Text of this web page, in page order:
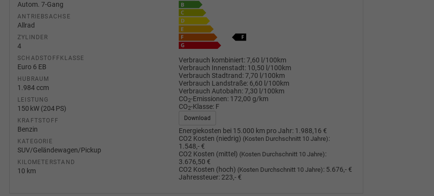
Autom. 7-Gang
ANTRIEBSACHSE
Allrad
ZYLINDER
4
SCHADSTOFFKLASSE
Euro 6 EB
HUBRAUM
1.984 ccm
LEISTUNG
150 kW (204 PS)
KRAFTSTOFF
Benzin
KATEGORIE
SUV/Geländewagen/Pickup
KILOMETERSTAND
10 km
Verbrauch kombiniert:7,60 l/100km
Verbrauch Innenstadt: 10,50 l/100km
Verbrauch Stadtrand:7,70 l/100km
Verbrauch Landstraße: 6,60 l/100km
Verbrauch Autobahn:7,30 l/100km
CO2-Emissionen: 172,00 g/km
CO2-Klasse: F
Download
Energiekosten bei 15.000 km pro Jahr: 1.988,16 €
CO2 Kosten (niedrig) (Kosten Durchschnitt 10 Jahre):
1.548,- €
CO2 Kosten (mittel) (Kosten Durchschnitt 10 Jahre):
3.676,50 €
CO2 Kosten (hoch) (Kosten Durchschnitt 10 Jahre): 5.676,- €
Jahressteuer: 223,- €